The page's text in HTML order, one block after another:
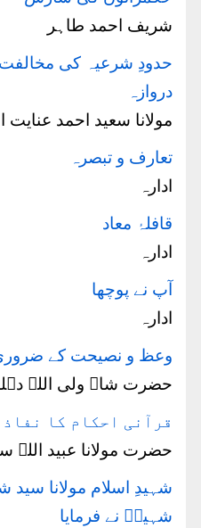
شریف احمد طاہر
حدودِ شرعیہ کی مخالفت
دروازہ
مولانا سعید احمد عنایت
تعارف و تبصرہ
ادارہ
قافلۂ معاد
ادارہ
آپ نے پوچھا
ادارہ
وعظ و نصیحت کے
حضرت شاہ ولی اللہ
قرآنی احکام کا
حضرت مولانا عبید اللہ
شہیدِ اسلام مولانا
شہیدؒ نے فرمایا